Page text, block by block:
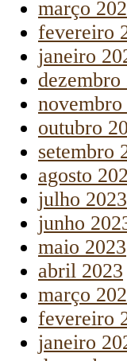
março
fevereiro
janeiro
dezembro
novembro
outubro
setembro
agosto
julho 2023
junho
maio 2023
abril 2023
março
fevereiro
janeiro